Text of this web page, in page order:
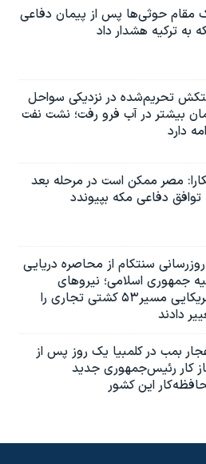
مقام حوثی‌ها پس از پیمان دفاعی
به ترکیه هشدار داد
تحریم‌شده در نزدیکی سواحل
بیشتر در آب فرو رفت؛ نشت نفت
دارد
مصر ممکن است در مرحله بعد
توافق دفاعی مکه بپیوندد
سنتکام از محاصره دریایی
جمهوری اسلامی؛ نیروهای
آمریکایی مسیر۵۳ کشتی تجاری را
دادند
بمب‌‌ در کلمبیا یک روز پس از
کار رئیس‌جمهوری جدید
این کشور